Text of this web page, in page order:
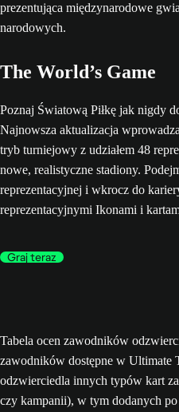
The World’s Game
Poznaj Światową Piłkę jak nigdy
Najnowsza aktualizacja
tryb turniejowy z udziałem 48
nowe, realistyczne stadiony.
reprezentacyjnej i wkrocz do
reprezentacyjnymi Ikonami i
Graj teraz
Tabela ocen zawodników
zawodników dostępne w Ultimate
odzwierciedla innych typów kart
czy kampanii), w tym dodanych